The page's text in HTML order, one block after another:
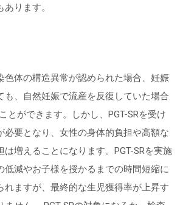
ります。
色体の構造異常が認められた場合、妊娠
も、自然妊娠で流産を反復していた場合
とができます。しかし、PGT-SRを受け
必要となり、女性の身体的負担や高額な
増えることになります。PGT-SRを実施
低減やお子様を授かるまでの時間短縮に
れますが、最終的な生児獲得率が上昇す